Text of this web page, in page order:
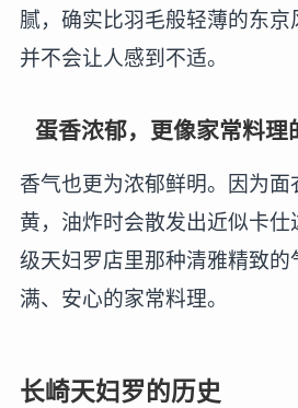
腻，确实比羽毛般轻薄的东京
并不会让人感到不适。
蛋香浓郁，更像家常料理
香气也更为浓郁鲜明。因为面
黄，油炸时会散发出近似卡仕
级天妇罗店里那种清雅精致的
满、安心的家常料理。
长崎天妇罗的历史